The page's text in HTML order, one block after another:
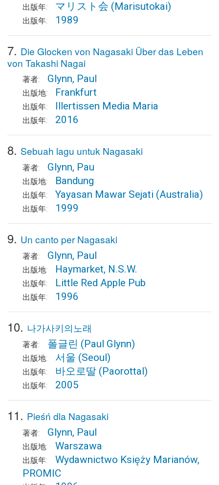
出版年: マリスト会 (Marisutokai)
出版年: 1989
7. Die Glocken von Nagasaki Über das Leben
von Takashi Nagai
著者: Glynn, Paul
出版地: Frankfurt
出版年: Illertissen Media Maria
出版年: 2016
8. Sebuah lagu untuk Nagasaki
著者: Glynn, Pau
出版地: Bandung
出版年: Yayasan Mawar Sejati (Australia)
出版年: 1999
9. Un canto per Nagasaki
著者: Glynn, Paul
出版地: Haymarket, N.S.W.
出版年: Little Red Apple Pub
出版年: 1996
10. 나가사키의노래
著者: 폴글린 (Paul Glynn)
出版地: 서울 (Seoul)
出版年: 바오로딸 (Paorottal)
出版年: 2005
11. Pieśń dla Nagasaki
著者: Glynn, Paul
出版地: Warszawa
出版年:
Wydawnictwo Księży Marianów,
PROMIC